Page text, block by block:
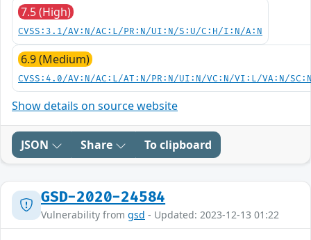
7.5 (High)
CVSS:3.1/AV:N/AC:L/PR:N/UI:N/S:U/C:H/I:N/A:N
6.9 (Medium)
CVSS:4.0/AV:N/AC:L/AT:N/PR:N/UI:N/VC:N/VI:L/VA:N/
Show details on source website
JSON Share To clipboard
GSD-2020-24584
Vulnerability from gsd - Updated: 2023-12-13 01:22